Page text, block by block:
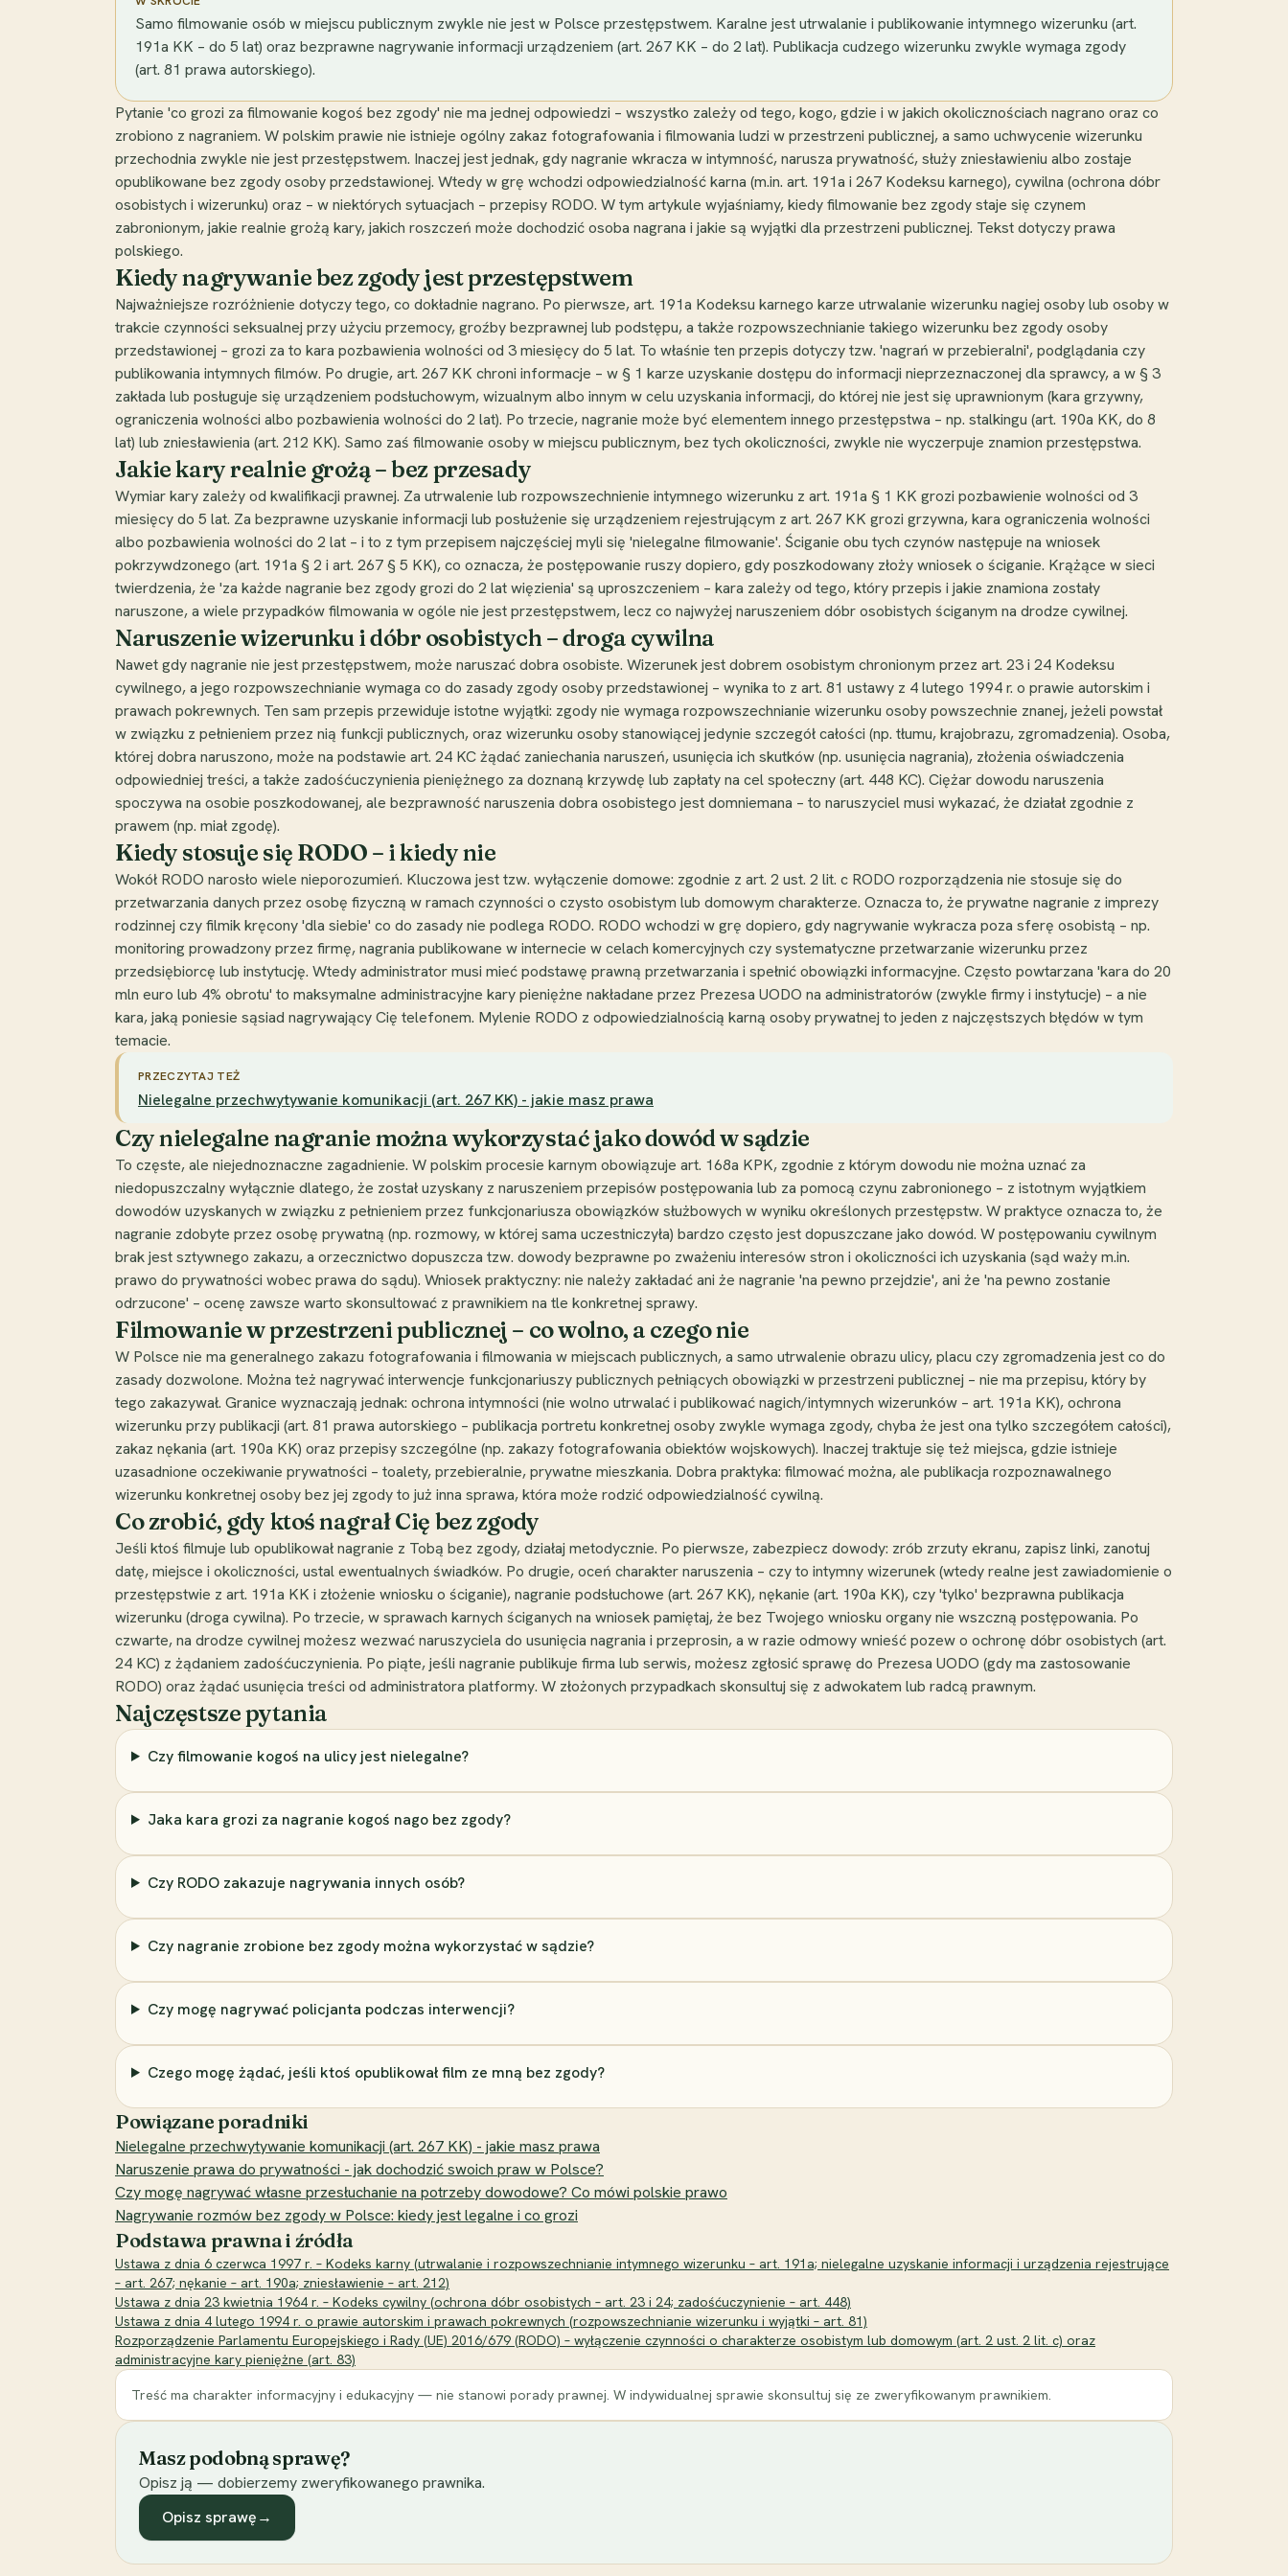
Samo filmowanie osób w miejscu publicznym zwykle nie jest w Polsce przestępstwem. Karalne jest utrwalanie i publikowanie intymnego wizerunku (art.
191a KK – do 5 lat) oraz bezprawne nagrywanie informacji urządzeniem (art. 267 KK – do 2 lat). Publikacja cudzego wizerunku zwykle wymaga zgody
(art. 81 prawa autorskiego).
Pytanie 'co grozi za filmowanie kogoś bez zgody' nie ma jednej odpowiedzi – wszystko zależy od tego, kogo, gdzie i w jakich okolicznościach nagrano oraz co
zrobiono z nagraniem. W polskim prawie nie istnieje ogólny zakaz fotografowania i filmowania ludzi w przestrzeni publicznej, a samo uchwycenie wizerunku
przechodnia zwykle nie jest przestępstwem. Inaczej jest jednak, gdy nagranie wkracza w intymność, narusza prywatność, służy zniesławieniu albo zostaje
opublikowane bez zgody osoby przedstawionej. Wtedy w grę wchodzi odpowiedzialność karna (m.in. art. 191a i 267 Kodeksu karnego), cywilna (ochrona dóbr
osobistych i wizerunku) oraz – w niektórych sytuacjach – przepisy RODO. W tym artykule wyjaśniamy, kiedy filmowanie bez zgody staje się czynem
zabronionym, jakie realnie grożą kary, jakich roszczeń może dochodzić osoba nagrana i jakie są wyjątki dla przestrzeni publicznej. Tekst dotyczy prawa
polskiego.
Kiedy nagrywanie bez zgody jest przestępstwem
Najważniejsze rozróżnienie dotyczy tego, co dokładnie nagrano. Po pierwsze, art. 191a Kodeksu karnego karze utrwalanie wizerunku nagiej osoby lub osoby w
trakcie czynności seksualnej przy użyciu przemocy, groźby bezprawnej lub podstępu, a także rozpowszechnianie takiego wizerunku bez zgody osoby
przedstawionej – grozi za to kara pozbawienia wolności od 3 miesięcy do 5 lat. To właśnie ten przepis dotyczy tzw. 'nagrań w przebieralni', podglądania czy
publikowania intymnych filmów. Po drugie, art. 267 KK chroni informacje – w § 1 karze uzyskanie dostępu do informacji nieprzeznaczonej dla sprawcy, a w § 3
zakłada lub posługuje się urządzeniem podsłuchowym, wizualnym albo innym w celu uzyskania informacji, do której nie jest się uprawnionym (kara grzywny,
ograniczenia wolności albo pozbawienia wolności do 2 lat). Po trzecie, nagranie może być elementem innego przestępstwa – np. stalkingu (art. 190a KK, do 8
lat) lub zniesławienia (art. 212 KK). Samo zaś filmowanie osoby w miejscu publicznym, bez tych okoliczności, zwykle nie wyczerpuje znamion przestępstwa.
Jakie kary realnie grożą – bez przesady
Wymiar kary zależy od kwalifikacji prawnej. Za utrwalenie lub rozpowszechnienie intymnego wizerunku z art. 191a § 1 KK grozi pozbawienie wolności od 3
miesięcy do 5 lat. Za bezprawne uzyskanie informacji lub posłużenie się urządzeniem rejestrującym z art. 267 KK grozi grzywna, kara ograniczenia wolności
albo pozbawienia wolności do 2 lat – i to z tym przepisem najczęściej myli się 'nielegalne filmowanie'. Ściganie obu tych czynów następuje na wniosek
pokrzywdzonego (art. 191a § 2 i art. 267 § 5 KK), co oznacza, że postępowanie ruszy dopiero, gdy poszkodowany złoży wniosek o ściganie. Krążące w sieci
twierdzenia, że 'za każde nagranie bez zgody grozi do 2 lat więzienia' są uproszczeniem – kara zależy od tego, który przepis i jakie znamiona zostały
naruszone, a wiele przypadków filmowania w ogóle nie jest przestępstwem, lecz co najwyżej naruszeniem dóbr osobistych ściganym na drodze cywilnej.
Naruszenie wizerunku i dóbr osobistych – droga cywilna
Nawet gdy nagranie nie jest przestępstwem, może naruszać dobra osobiste. Wizerunek jest dobrem osobistym chronionym przez art. 23 i 24 Kodeksu
cywilnego, a jego rozpowszechnianie wymaga co do zasady zgody osoby przedstawionej – wynika to z art. 81 ustawy z 4 lutego 1994 r. o prawie autorskim i
prawach pokrewnych. Ten sam przepis przewiduje istotne wyjątki: zgody nie wymaga rozpowszechnianie wizerunku osoby powszechnie znanej, jeżeli powstał
w związku z pełnieniem przez nią funkcji publicznych, oraz wizerunku osoby stanowiącej jedynie szczegół całości (np. tłumu, krajobrazu, zgromadzenia). Osoba,
której dobra naruszono, może na podstawie art. 24 KC żądać zaniechania naruszeń, usunięcia ich skutków (np. usunięcia nagrania), złożenia oświadczenia
odpowiedniej treści, a także zadośćuczynienia pieniężnego za doznaną krzywdę lub zapłaty na cel społeczny (art. 448 KC). Ciężar dowodu naruszenia
spoczywa na osobie poszkodowanej, ale bezprawność naruszenia dobra osobistego jest domniemana – to naruszyciel musi wykazać, że działał zgodnie z
prawem (np. miał zgodę).
Kiedy stosuje się RODO – i kiedy nie
Wokół RODO narosło wiele nieporozumień. Kluczowa jest tzw. wyłączenie domowe: zgodnie z art. 2 ust. 2 lit. c RODO rozporządzenia nie stosuje się do
przetwarzania danych przez osobę fizyczną w ramach czynności o czysto osobistym lub domowym charakterze. Oznacza to, że prywatne nagranie z imprezy
rodzinnej czy filmik kręcony 'dla siebie' co do zasady nie podlega RODO. RODO wchodzi w grę dopiero, gdy nagrywanie wykracza poza sferę osobistą – np.
monitoring prowadzony przez firmę, nagrania publikowane w internecie w celach komercyjnych czy systematyczne przetwarzanie wizerunku przez
przedsiębiorcę lub instytucję. Wtedy administrator musi mieć podstawę prawną przetwarzania i spełnić obowiązki informacyjne. Często powtarzana 'kara do 20
mln euro lub 4% obrotu' to maksymalne administracyjne kary pieniężne nakładane przez Prezesa UODO na administratorów (zwykle firmy i instytucje) – a nie
kara, jaką poniesie sąsiad nagrywający Cię telefonem. Mylenie RODO z odpowiedzialnością karną osoby prywatnej to jeden z najczęstszych błędów w tym
temacie.
PRZECZYTAJ TEŻ
Nielegalne przechwytywanie komunikacji (art. 267 KK) - jakie masz prawa
Czy nielegalne nagranie można wykorzystać jako dowód w sądzie
To częste, ale niejednoznaczne zagadnienie. W polskim procesie karnym obowiązuje art. 168a KPK, zgodnie z którym dowodu nie można uznać za
niedopuszczalny wyłącznie dlatego, że został uzyskany z naruszeniem przepisów postępowania lub za pomocą czynu zabronionego – z istotnym wyjątkiem
dowodów uzyskanych w związku z pełnieniem przez funkcjonariusza obowiązków służbowych w wyniku określonych przestępstw. W praktyce oznacza to, że
nagranie zdobyte przez osobę prywatną (np. rozmowy, w której sama uczestniczyła) bardzo często jest dopuszczane jako dowód. W postępowaniu cywilnym
brak jest sztywnego zakazu, a orzecznictwo dopuszcza tzw. dowody bezprawne po zważeniu interesów stron i okoliczności ich uzyskania (sąd waży m.in.
prawo do prywatności wobec prawa do sądu). Wniosek praktyczny: nie należy zakładać ani że nagranie 'na pewno przejdzie', ani że 'na pewno zostanie
odrzucone' – ocenę zawsze warto skonsultować z prawnikiem na tle konkretnej sprawy.
Filmowanie w przestrzeni publicznej – co wolno, a czego nie
W Polsce nie ma generalnego zakazu fotografowania i filmowania w miejscach publicznych, a samo utrwalenie obrazu ulicy, placu czy zgromadzenia jest co do
zasady dozwolone. Można też nagrywać interwencje funkcjonariuszy publicznych pełniących obowiązki w przestrzeni publicznej – nie ma przepisu, który by
tego zakazywał. Granice wyznaczają jednak: ochrona intymności (nie wolno utrwalać i publikować nagich/intymnych wizerunków – art. 191a KK), ochrona
wizerunku przy publikacji (art. 81 prawa autorskiego – publikacja portretu konkretnej osoby zwykle wymaga zgody, chyba że jest ona tylko szczegółem całości),
zakaz nękania (art. 190a KK) oraz przepisy szczególne (np. zakazy fotografowania obiektów wojskowych). Inaczej traktuje się też miejsca, gdzie istnieje
uzasadnione oczekiwanie prywatności – toalety, przebieralnie, prywatne mieszkania. Dobra praktyka: filmować można, ale publikacja rozpoznawalnego
wizerunku konkretnej osoby bez jej zgody to już inna sprawa, która może rodzić odpowiedzialność cywilną.
Co zrobić, gdy ktoś nagrał Cię bez zgody
Jeśli ktoś filmuje lub opublikował nagranie z Tobą bez zgody, działaj metodycznie. Po pierwsze, zabezpiecz dowody: zrób zrzuty ekranu, zapisz linki, zanotuj
datę, miejsce i okoliczności, ustal ewentualnych świadków. Po drugie, oceń charakter naruszenia – czy to intymny wizerunek (wtedy realne jest zawiadomienie o
przestępstwie z art. 191a KK i złożenie wniosku o ściganie), nagranie podsłuchowe (art. 267 KK), nękanie (art. 190a KK), czy 'tylko' bezprawna publikacja
wizerunku (droga cywilna). Po trzecie, w sprawach karnych ściganych na wniosek pamiętaj, że bez Twojego wniosku organy nie wszczną postępowania. Po
czwarte, na drodze cywilnej możesz wezwać naruszyciela do usunięcia nagrania i przeprosin, a w razie odmowy wnieść pozew o ochronę dóbr osobistych (art.
24 KC) z żądaniem zadośćuczynienia. Po piąte, jeśli nagranie publikuje firma lub serwis, możesz zgłosić sprawę do Prezesa UODO (gdy ma zastosowanie
RODO) oraz żądać usunięcia treści od administratora platformy. W złożonych przypadkach skonsultuj się z adwokatem lub radcą prawnym.
Najczęstsze pytania
Czy filmowanie kogoś na ulicy jest nielegalne?
Jaka kara grozi za nagranie kogoś nago bez zgody?
Czy RODO zakazuje nagrywania innych osób?
Czy nagranie zrobione bez zgody można wykorzystać w sądzie?
Czy mogę nagrywać policjanta podczas interwencji?
Czego mogę żądać, jeśli ktoś opublikował film ze mną bez zgody?
Powiązane poradniki
Nielegalne przechwytywanie komunikacji (art. 267 KK) - jakie masz prawa
Naruszenie prawa do prywatności - jak dochodzić swoich praw w Polsce?
Czy mogę nagrywać własne przesłuchanie na potrzeby dowodowe? Co mówi polskie prawo
Nagrywanie rozmów bez zgody w Polsce: kiedy jest legalne i co grozi
Podstawa prawna i źródła
Ustawa z dnia 6 czerwca 1997 r. – Kodeks karny (utrwalanie i rozpowszechnianie intymnego wizerunku – art. 191a; nielegalne uzyskanie informacji i urządzenia rejestrujące
– art. 267; nękanie – art. 190a; zniesławienie – art. 212)
Ustawa z dnia 23 kwietnia 1964 r. – Kodeks cywilny (ochrona dóbr osobistych – art. 23 i 24; zadośćuczynienie – art. 448)
Ustawa z dnia 4 lutego 1994 r. o prawie autorskim i prawach pokrewnych (rozpowszechnianie wizerunku i wyjątki – art. 81)
Rozporządzenie Parlamentu Europejskiego i Rady (UE) 2016/679 (RODO) – wyłączenie czynności o charakterze osobistym lub domowym (art. 2 ust. 2 lit. c) oraz
administracyjne kary pieniężne (art. 83)
Treść ma charakter informacyjny i edukacyjny — nie stanowi porady prawnej. W indywidualnej sprawie skonsultuj się ze zweryfikowanym prawnikiem.
Masz podobną sprawę?
Opisz ją — dobierzemy zweryfikowanego prawnika.
Opisz sprawę→